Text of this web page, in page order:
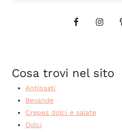
Cosa trovi nel sito
Antipasti
Bevande
Crepes dolci e salate
Dolci